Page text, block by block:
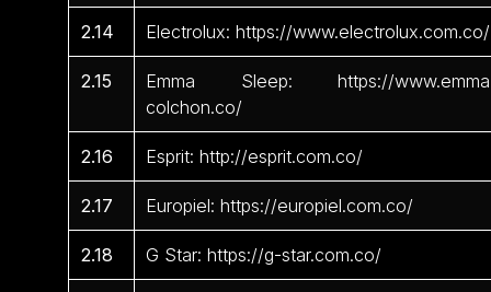
2.14 Electrolux: https://www.electrolux.com.co/
2.15
Emma Sleep: https://
colchon.co/
2.16 Esprit: http://esprit.com.co/
2.17 Europiel: https://europiel.com.co/
2.18 G Star: https://g-star.com.co/